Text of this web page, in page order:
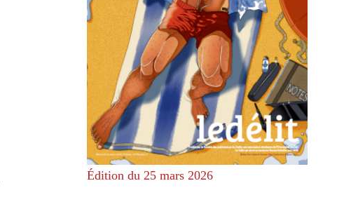
Édition du 25 mars 2026